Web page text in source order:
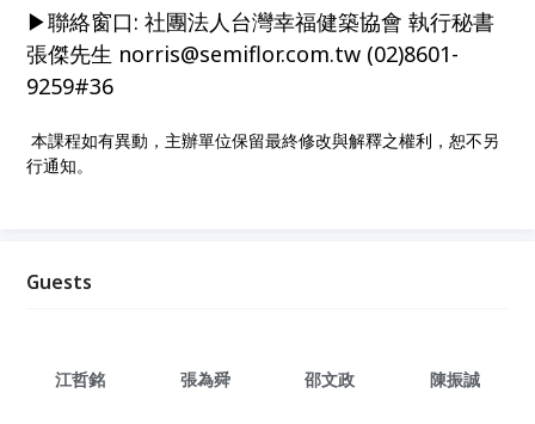
▶聯絡窗口: 社團法人台灣幸福健築協會 執行秘書
張傑先生 norris@semiflor.com.tw (02)8601-
9259#36
本課程如有異動，主辦單位保留最終修改與解釋之權利，恕不另
行通知。
Guests
江哲銘 張為舜 邵文政 陳振誠